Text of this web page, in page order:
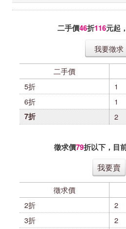
二手價46折116元起
我要徵求
二手價
5折
1
6折
1
7折
2
徵求價79折以下，目
我要賣
徵求價
2折
2
3折
2